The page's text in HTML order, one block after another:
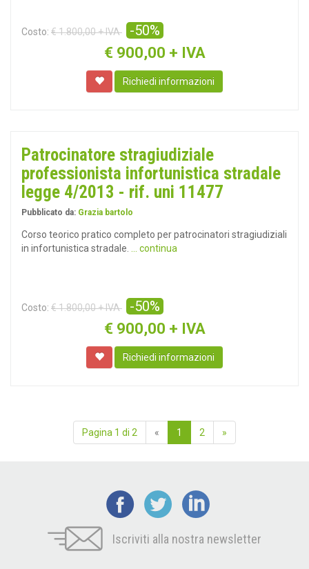
Costo: € 1.800,00 + IVA -50%
€ 900,00 + IVA
Richiedi informazioni
Patrocinatore stragiudiziale
professionista infortunistica stradale
legge 4/2013 - rif. uni 11477
Pubblicato da: Grazia bartolo
Corso teorico pratico completo per patrocinatori stragiudiziali
in infortunistica stradale.
... continua
Costo: € 1.800,00 + IVA -50%
€ 900,00 + IVA
Richiedi informazioni
Pagina 1 di 2 « 1 2 »
Iscriviti alla nostra newsletter